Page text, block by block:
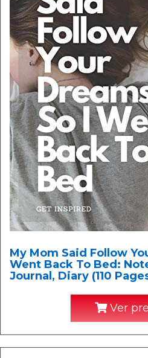
My Mom Said Follow
Went Back To Bed:
Journal, Diary (110
Ver